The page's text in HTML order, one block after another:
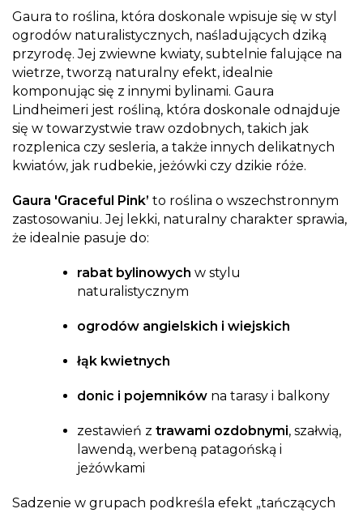
Gaura to roślina, która doskonale wpisuje się w styl
ogrodów naturalistycznych, naśladujących dziką
przyrodę. Jej zwiewne kwiaty, subtelnie falujące na
wietrze, tworzą naturalny efekt, idealnie
komponując się z innymi bylinami. Gaura
Lindheimeri jest rośliną, która doskonale odnajduje
się w towarzystwie traw ozdobnych, takich jak
rozplenica czy sesleria, a także innych delikatnych
kwiatów, jak rudbekie, jeżówki czy dzikie róże.
Gaura 'Graceful Pink’ to roślina o wszechstronnym
zastosowaniu. Jej lekki, naturalny charakter sprawia,
że idealnie pasuje do:
rabat bylinowych w stylu
naturalistycznym
ogrodów angielskich i wiejskich
łąk kwietnych
donic i pojemników na tarasy i balkony
zestawień z trawami ozdobnymi, szałwią,
lawendą, werbeną patagońską i
jeżówkami
Sadzenie w grupach podkreśla efekt „tańczących